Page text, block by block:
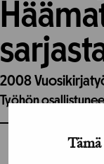
2008
Työhön